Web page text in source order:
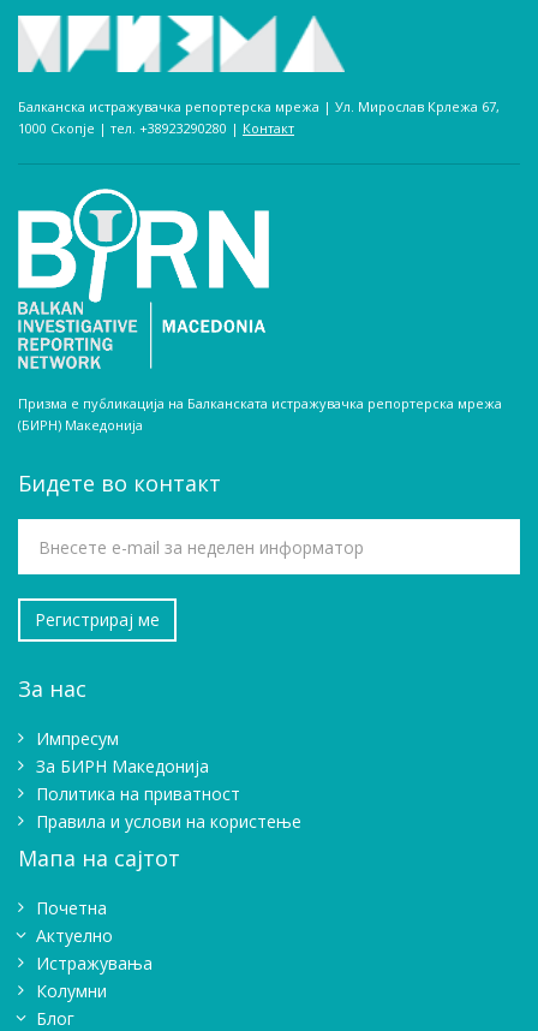
Балканска истражувачка репортерска мрежа | Ул. Мирослав Крлежа 67,
1000 Скопје | тел. +38923290280­ | Контакт
Призма е публикација на Балканската истражувачка репортерска мрежа
(БИРН) Македонија
Бидете во контакт
За нас
Импресум
Зa БИРН Македонија
Политика на приватност
Правила и услови на користење
Мапа на сајтот
Почетна
Актуелно
Истражувањa
Колумни
Блог